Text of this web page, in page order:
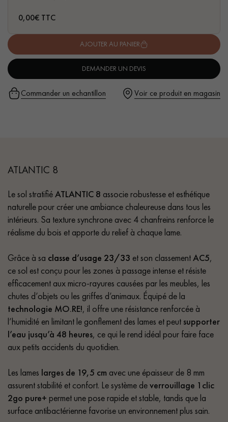
Demandez un rendez-vous personnalisé
0,00€ TTC
AJOUTER AU PANIER
DEMANDER UN DEVIS
Voir ce produit en magasin
Commander un echantillon
ATLANTIC 8
Le sol stratifiéATLANTIC 8 associe robustesse et esthétique
naturelle pour créer une ambiance chaleureuse dans tous les
intérieurs. Sa texture synchrone avec 4 chanfreins renforce le
réalisme du bois et apporte du relief à chaque lame.
Grâce à sa classe d’usage 23/33 et son classementAC5,
ce sol est conçu pour les zones à passage intense et résiste
efficacement aux micro-rayures causées par les meubles, les
chutes d’objets ou les griffes d’animaux. Équipé de la
technologie MO.RE!, il offre une résistance renforcée à
l’humidité en limitant le gonflement des lames et peut supporter
l’eau jusqu’à 48 heures, ce qui le rend idéal pour faire face
aux petits accidents du quotidien.
Les lames larges de 19,5 cm avec une épaisseur de 8 mm
assurent stabilité et confort. Le système deverrouillage 1clic
2go pure+ permet une pose rapide et stable, tandis que la
surface antibactérienne favorise un environnement plus sain.